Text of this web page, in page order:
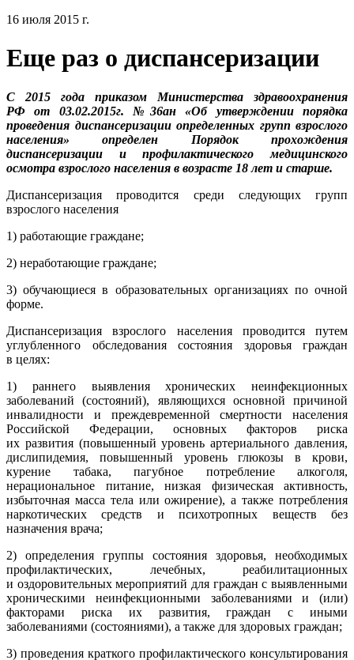
16 июля 2015 г.
Еще раз о диспансеризации
С 2015 года приказом Министерства здравоохранения
РФ от 03.02.2015г. №36ан «Об утверждении порядка
проведения диспансеризации определенных групп взрослого
населения» определен Порядок прохождения
диспансеризации и профилактического медицинского
осмотра взрослого населения в возрасте 18 лет и старше.
Диспансеризация проводится среди следующих групп
взрослого населения
1) работающие граждане;
2) неработающие граждане;
3) обучающиеся в образовательных организациях по очной
форме.
Диспансеризация взрослого населения проводится путем
углубленного обследования состояния здоровья граждан
в целях:
1) раннего выявления хронических неинфекционных
заболеваний (состояний), являющихся основной причиной
инвалидности и преждевременной смертности населения
Российской Федерации, основных факторов риска
их развития (повышенный уровень артериального давления,
дислипидемия, повышенный уровень глюкозы в крови,
курение табака, пагубное потребление алкоголя,
нерациональное питание, низкая физическая активность,
избыточная масса тела или ожирение), а также потребления
наркотических средств и психотропных веществ без
назначения врача;
2) определения группы состояния здоровья, необходимых
профилактических, лечебных, реабилитационных
и оздоровительных мероприятий для граждан с выявленными
хроническими неинфекционными заболеваниями и (или)
факторами риска их развития, граждан с иными
заболеваниями (состояниями), а также для здоровых граждан;
3) проведения краткого профилактического консультирования